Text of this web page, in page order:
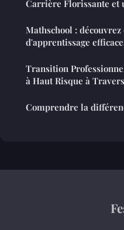
Carrière Florissante et
Mathschool :
d'apprentissage
Transition
à Haut Risque à
Comprendre la